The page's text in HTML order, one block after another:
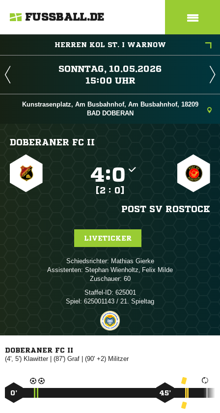
FUSSBALL.DE
HERREN KOL ST. I WARNOW
 
 
Kunstrasenplatz, Am Busbahnhof, Am Busbahnhof, 18209
BAD DOBERAN
DOBERANER FC II
:
[2 : 0]
POST SV ROSTOCK
LIVETICKER
Schiedsrichter:  
Assistenten:  ,  
Zuschauer: 60
Staffel-ID: 625001
Spiel: 625001143 / 21. Spieltag
DOBERANER FC II
(4', 5') | (87')  | (90' +2) 
0’ 45’